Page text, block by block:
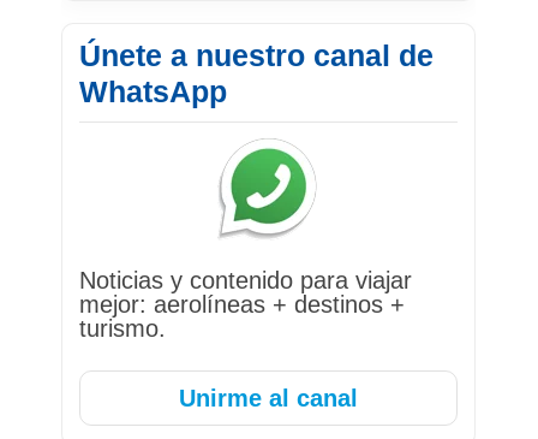
Únete a nuestro canal de
WhatsApp
Noticias y contenido para viajar
mejor: aerolíneas + destinos +
turismo.
Unirme al canal